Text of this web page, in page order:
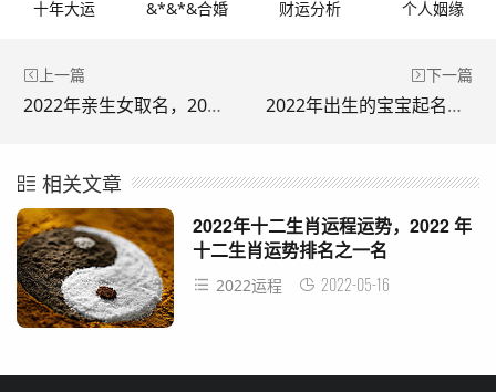
十年大运 &*&*&合婚 财运分析 个人姻缘
上一篇
2022年亲生女取名，2022年取名字大全
下一篇
2022年出生的宝宝起名，2022年取名字大全
相关文章
2022年十二生肖运程运势，2022 年
十二生肖运势排名之一名
2022运程 2022-05-16